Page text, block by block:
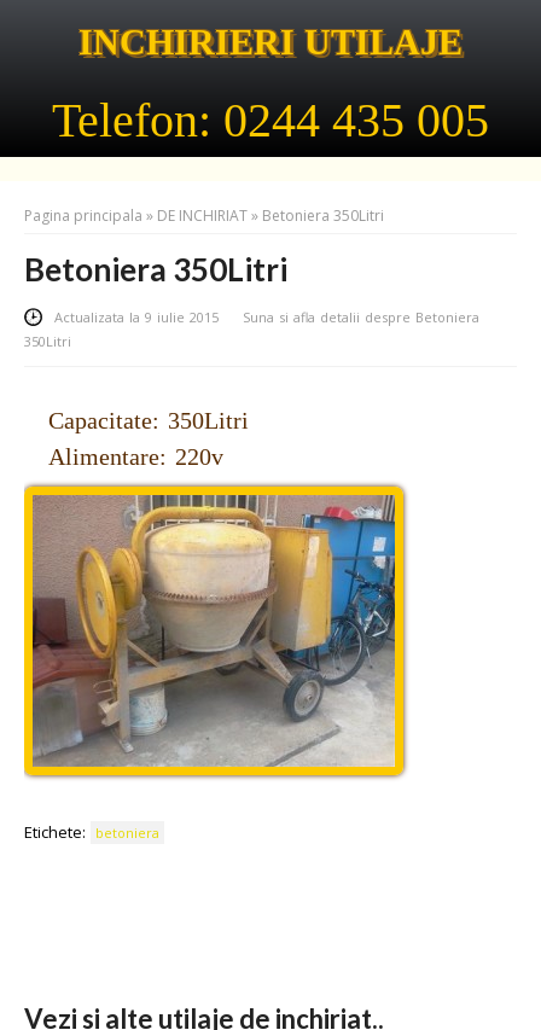
INCHIRIERI UTILAJE
Telefon: 0244 435 005
Pagina principala » DE INCHIRIAT» Betoniera 350Litri
Betoniera 350Litri
Actualizata la 9 iulie 2015
Suna si afla detalii despre Betoniera
350Litri
Capacitate: 350Litri
Alimentare: 220v
Etichete: betoniera
Vezi si alte utilaje de inchiriat..